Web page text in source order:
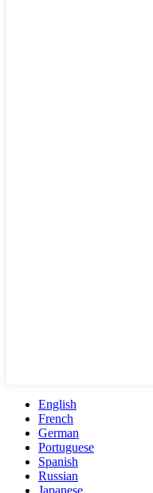
English
French
German
Portuguese
Spanish
Russian